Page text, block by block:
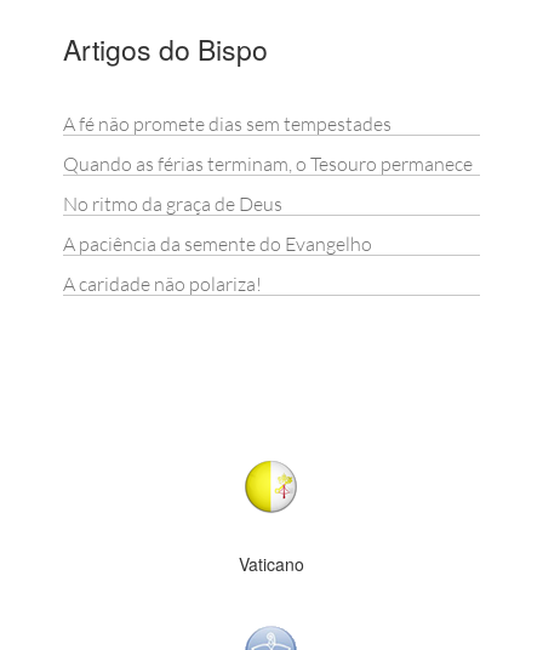
Artigos do Bispo
A fé não promete dias sem tempestades
Quando as férias terminam, o Tesouro permanece
No ritmo da graça de Deus
A paciência da semente do Evangelho
A caridade não polariza!
Vaticano